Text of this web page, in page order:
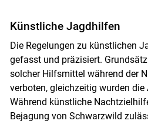
Künstliche Jagdhilfen
Die Regelungen zu künstlichen
gefasst und präzisiert.
solcher Hilfsmittel während der
verboten, gleichzeitig wurden die
Während künstliche
Bejagung von Schwarzwild